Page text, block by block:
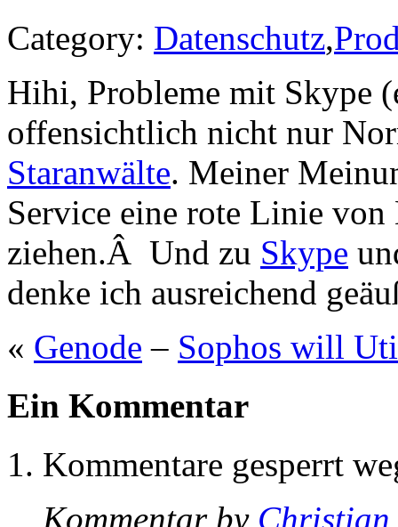
Category: Datenschutz,
Hihi, Probleme mit Skype
offensichtlich nicht nur
Staranwälte. Meiner
Service eine rote Linie
ziehen.Â Und zu Skype
denke ich ausreichend
« Genode – Sophos will
Ein Kommentar
Kommentare gesperrt
Kommentar by Christian